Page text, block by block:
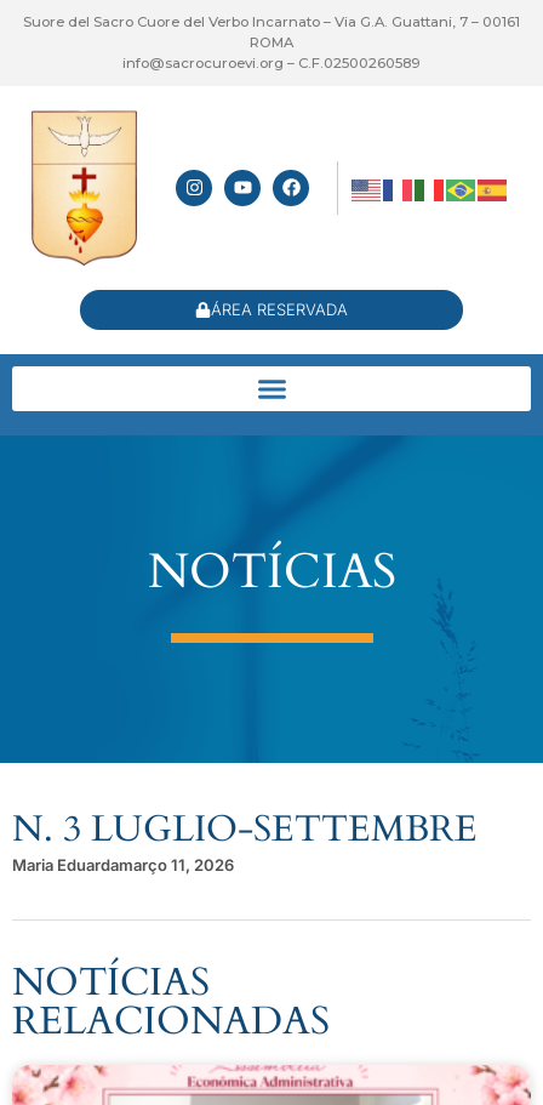
Suore del Sacro Cuore del Verbo Incarnato – Via G.A. Guattani, 7 – 00161
ROMA
info@sacrocuroevi.org – C.F.02500260589
ÁREA RESERVADA
NOTÍCIAS
N. 3 LUGLIO-SETTEMBRE
Maria Eduardamarço 11, 2026
NOTÍCIAS
RELACIONADAS